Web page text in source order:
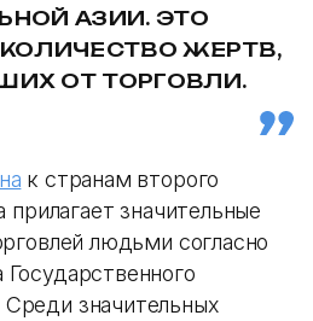
АЗИИ. ЭТО
ЖЕРТВ,
ОТ ТОРГОВЛИ.
к странам второго
прилагает значительные
людьми согласно
значительных